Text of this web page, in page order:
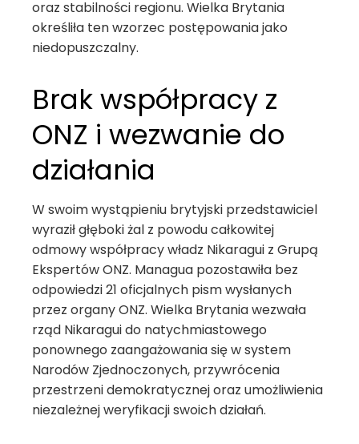
oraz stabilności regionu. Wielka Brytania
określiła ten wzorzec postępowania jako
niedopuszczalny.
Brak współpracy z
ONZ i wezwanie do
działania
W swoim wystąpieniu brytyjski przedstawiciel
wyraził głęboki żal z powodu całkowitej
odmowy współpracy władz Nikaragui z Grupą
Ekspertów ONZ. Managua pozostawiła bez
odpowiedzi 21 oficjalnych pism wysłanych
przez organy ONZ. Wielka Brytania wezwała
rząd Nikaragui do natychmiastowego
ponownego zaangażowania się w system
Narodów Zjednoczonych, przywrócenia
przestrzeni demokratycznej oraz umożliwienia
niezależnej weryfikacji swoich działań.